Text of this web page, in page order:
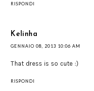
RISPONDI
Kelinha
GENNAIO 08, 2013 10:06 AM
That dress is so cute :)
RISPONDI